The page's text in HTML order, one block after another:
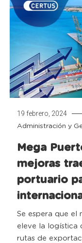
19 febrero, 2024
Administración y
Mega
mejoras
portuario
Se espera que el
eleve la logística
rutas de